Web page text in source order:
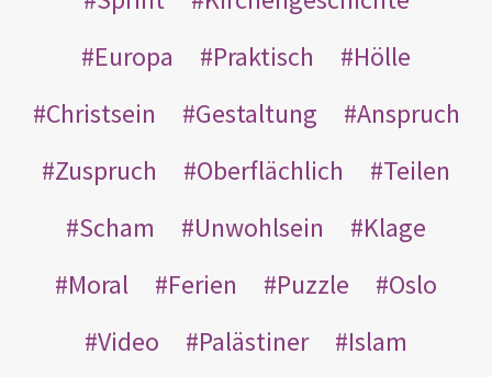
Europa
Praktisch
Hölle
Christsein
Gestaltung
Anspruch
Zuspruch
Oberflächlich
Teilen
Scham
Unwohlsein
Klage
Moral
Ferien Puzzle
Oslo
Video
Palästiner
Islam